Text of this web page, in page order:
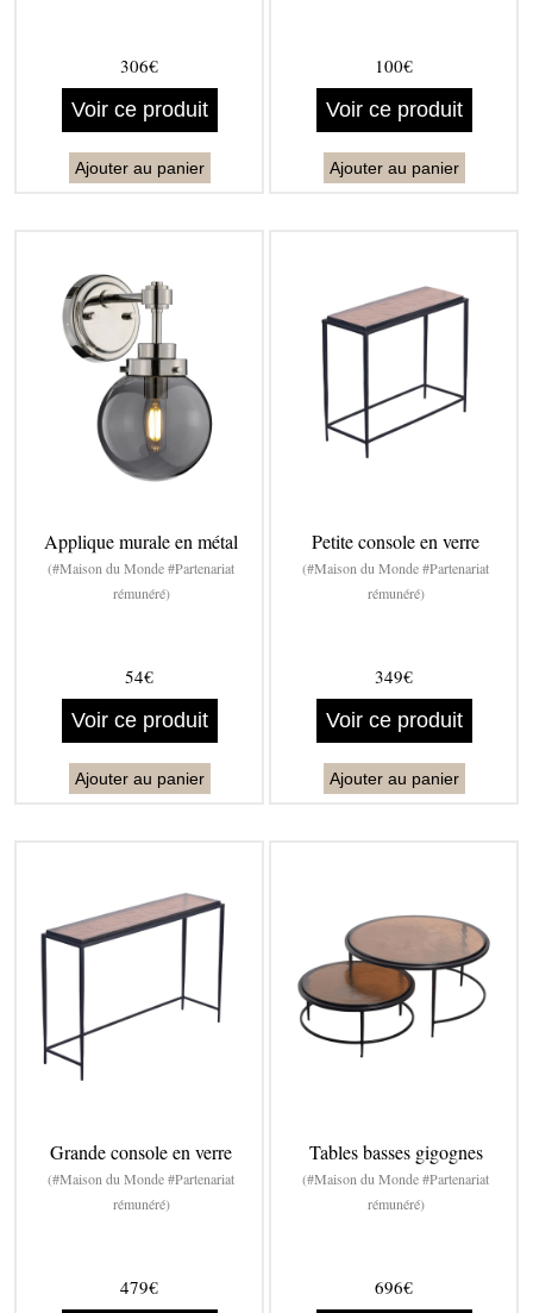
306€
Voir ce produit
Ajouter au panier
100€
Voir ce produit
Ajouter au panier
Applique murale en métal
(#Maison du Monde #Partenariat
rémunéré)
54€
Voir ce produit
Ajouter au panier
Petite console en verre
(#Maison du Monde #Partenariat
rémunéré)
349€
Voir ce produit
Ajouter au panier
Grande console en verre
(#Maison du Monde #Partenariat
rémunéré)
479€
Tables basses gigognes
(#Maison du Monde #Partenariat
rémunéré)
696€